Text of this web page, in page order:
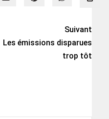
Suivant
Les émissions disparues
trop tôt